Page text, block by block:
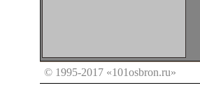
© 1995-2017 «101osbron.ru»